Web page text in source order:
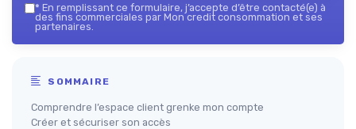
* En remplissant ce formulaire, j’accepte d’être contacté(e) à
des fins commerciales par Mon credit consommation et ses
partenaires.
SOMMAIRE
Comprendre l’espace client grenke mon compte
Créer et sécuriser son accès